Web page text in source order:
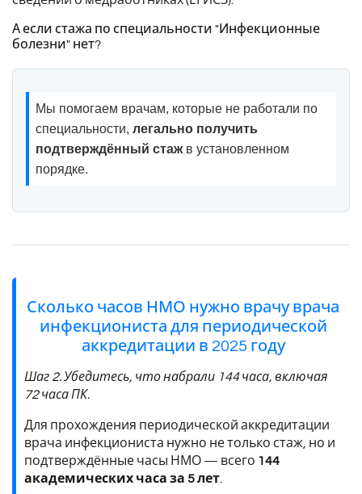
А если стажа по специальности "Инфекционные
болезни" нет?
Мы помогаем врачам, которые не работали по
специальности, легально получить
подтверждённый стажв установленном
порядке.
Сколько часов НМО нужно врачу врача
инфекциониста для периодической
аккредитации в 2025 году
Шаг 2. Убедитесь, что набрали 144 часа, включая
72 часа ПК.
Для прохождения периодической аккредитации
врача инфекциониста нужно не только стаж, но и
подтверждённые часы НМО — всего 144
академических часа за 5 лет